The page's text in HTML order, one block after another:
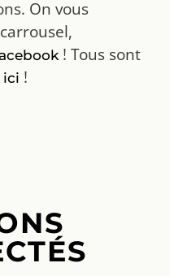
On vous
! Tous sont
ici !